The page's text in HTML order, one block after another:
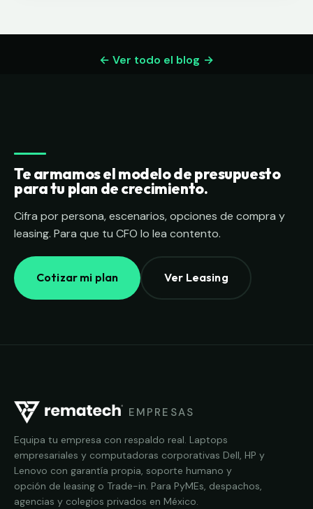
← Ver todo el blog
Te armamos el modelo de presupuesto
para tu plan de crecimiento.
Cifra por persona, escenarios, opciones de compra y
leasing. Para que tu CFO lo lea contento.
Cotizar mi plan Ver Leasing
EMPRESAS
Equipa tu empresa con respaldo real. Laptops
empresariales y computadoras corporativas Dell, HP y
Lenovo con garantía propia, soporte humano y
opción de leasing o Trade-in. Para PyMEs, despachos,
agencias y colegios privados en México.